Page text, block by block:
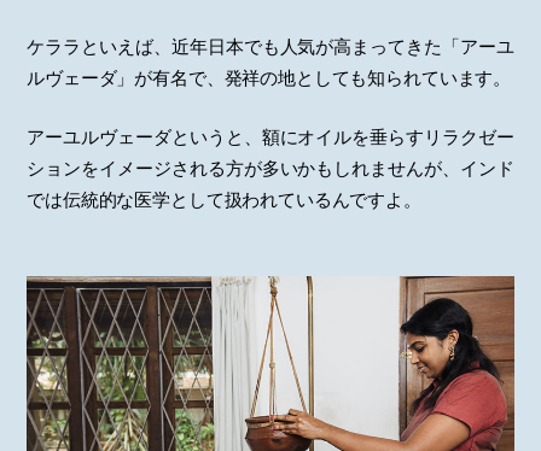
ケララといえば、近年日本でも人気が高まってきた「アーユ
ルヴェーダ」が有名で、発祥の地としても知られています。
アーユルヴェーダというと、額にオイルを垂らすリラクゼー
ションをイメージされる方が多いかもしれませんが、インド
では伝統的な医学として扱われているんですよ。